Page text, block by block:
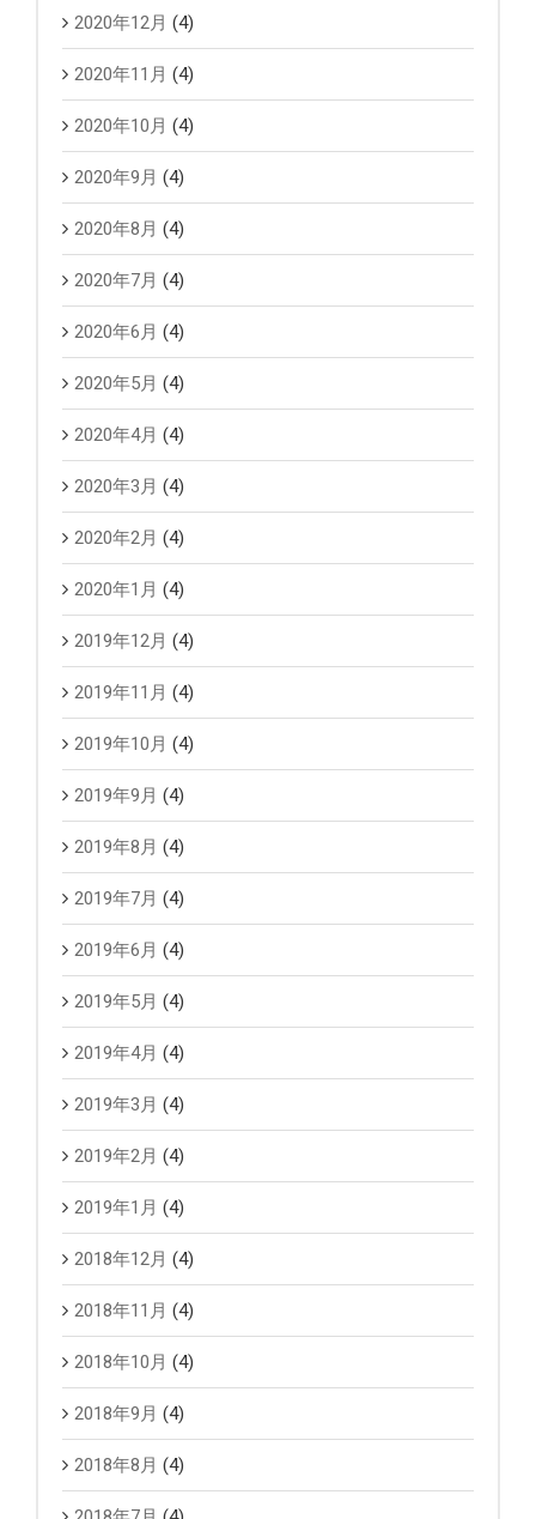
2020年12月 (4)
2020年11月 (4)
2020年10月 (4)
2020年9月 (4)
2020年8月 (4)
2020年7月 (4)
2020年6月 (4)
2020年5月 (4)
2020年4月 (4)
2020年3月 (4)
2020年2月 (4)
2020年1月 (4)
2019年12月 (4)
2019年11月 (4)
2019年10月 (4)
2019年9月 (4)
2019年8月 (4)
2019年7月 (4)
2019年6月 (4)
2019年5月 (4)
2019年4月 (4)
2019年3月 (4)
2019年2月 (4)
2019年1月 (4)
2018年12月 (4)
2018年11月 (4)
2018年10月 (4)
2018年9月 (4)
2018年8月 (4)